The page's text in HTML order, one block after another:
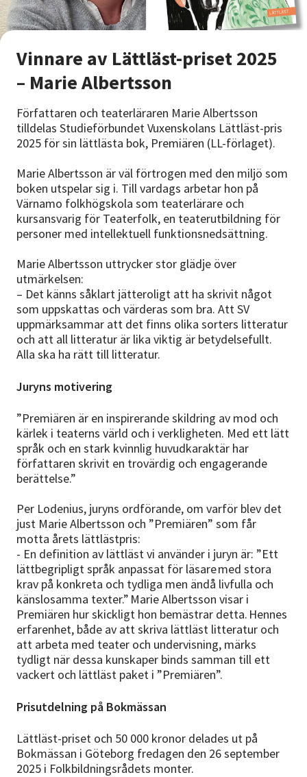
Vinnare av Lättläst-priset 2025
– Marie Albertsson
Författaren och teaterläraren Marie Albertsson
tilldelas Studieförbundet Vuxenskolans Lättläst-pris
2025 för sin lättlästa bok, Premiären (LL-förlaget).
Marie Albertsson är väl förtrogen med den miljö som
boken utspelar sig i. Till vardags arbetar hon på
Värnamo folkhögskola som teaterlärare och
kursansvarig för Teaterfolk, en teaterutbildning för
personer med intellektuell funktionsnedsättning.
Marie Albertsson uttrycker stor glädje över
utmärkelsen:
– Det känns såklart jätteroligt att ha skrivit något
som uppskattas och värderas som bra. Att SV
uppmärksammar att det finns olika sorters litteratur
och att all litteratur är lika viktig är betydelsefullt.
Alla ska ha rätt till litteratur.
Juryns motivering
”Premiären är en inspirerande skildring av mod och
kärlek i teaterns värld och i verkligheten. Med ett lätt
språk och en stark kvinnlig huvudkaraktär har
författaren skrivit en trovärdig och engagerande
berättelse.”
Per Lodenius, juryns ordförande, om varför blev det
just Marie Albertsson och ”Premiären” som får
motta årets lättlästpris:
- En definition av lättläst vi använder i juryn är: ”Ett
lättbegripligt språk anpassat för läsare med stora
krav på konkreta och tydliga men ändå livfulla och
känslosamma texter.” Marie Albertsson visar i
Premiären hur skickligt hon bemästrar detta. Hennes
erfarenhet, både av att skriva lättläst litteratur och
att arbeta med teater och undervisning, märks
tydligt när dessa kunskaper binds samman till ett
vackert och lättläst paket i ”Premiären”.
Prisutdelning på Bokmässan
Lättläst-priset och 50 000 kronor delades ut på
Bokmässan i Göteborg fredagen den 26 september
2025 i Folkbildningsrådets monter.